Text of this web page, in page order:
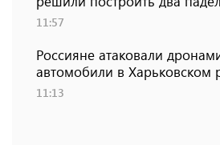
11:57
Россияне атаковали
автомобили в Харьковском
11:13